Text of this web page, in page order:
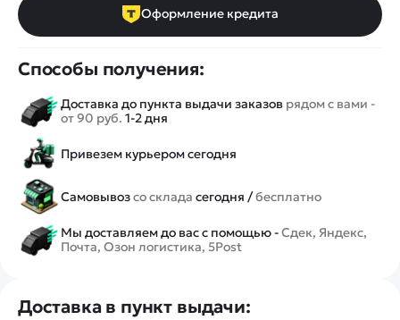
Оформление кредита
Способы получения:
Доставка до пункта выдачи заказов рядом с вами -
от 90 руб. 1-2 дня
Привезем курьером сегодня
Самовывозсо склада сегодня /бесплатно
Мы доставляем до вас с помощью -Сдек, Яндекс,
Почта, Озон логистика, 5Post
Доставка в пункт выдачи: